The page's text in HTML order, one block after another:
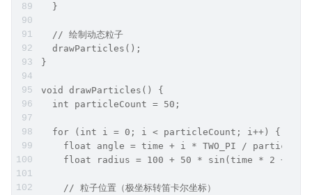
  }
  // 绘制动态粒子
  drawParticles();
}
void drawParticles() {
  int particleCount = 50;
  for (int i = 0; i < particleCount; i++) {
float angle = time + i * TWO_PI /
float radius = 100 + 50 * sin(time * 2 + i *
    // 粒子位置（极坐标转笛卡尔坐标）